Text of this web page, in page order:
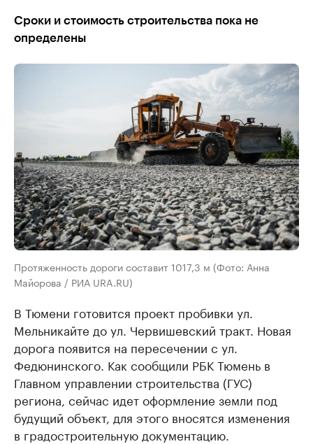
Сроки и стоимость строительства пока не
определены
Протяженность дороги составит 1017,3 м (Фото: Анна
Майорова / РИА URA.RU)
В Тюмени готовится проект пробивки ул.
Мельникайте до ул. Червишевский тракт. Новая
дорога появится на пересечении с ул.
Федюнинского. Как сообщили РБК Тюмень в
Главном управлении строительства (ГУС)
региона, сейчас идет оформление земли под
будущий объект, для этого вносятся изменения
в градостроительную документацию.